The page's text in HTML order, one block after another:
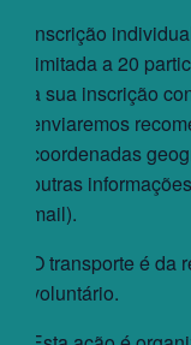
Inscrição
limitada a 20
a sua inscrição
enviaremos
coordenadas
outras
mail).
O transporte é da
voluntário.